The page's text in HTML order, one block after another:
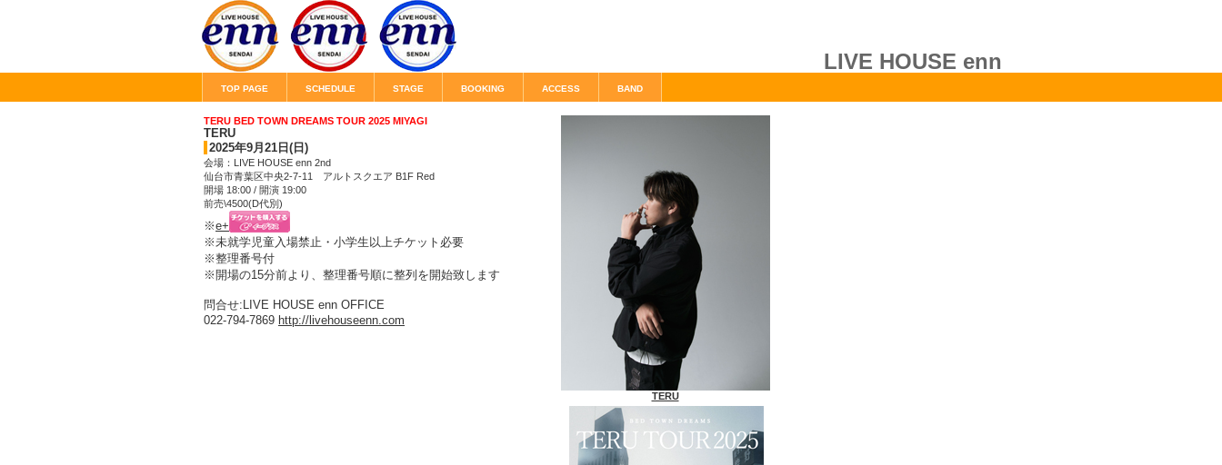
LIVE HOUSE enn
TERU BED TOWN DREAMS TOUR 2025 MIYAGI
TERU
2025年9月21日(日)
会場：LIVE HOUSE enn 2nd
仙台市青葉区中央2-7-11 アルトスクエア B1F Red
開場 18:00 / 開演 19:00
前売\4500(D代別)
※e+
※未就学児童入場禁止・小学生以上チケット必要
※整理番号付
※開場の15分前より、整理番号順に整列を開始致します
問合せ:LIVE HOUSE enn OFFICE
022-794-7869 http://livehouseenn.com
TERU
TOP PAGE SCHEDULE STAGE BOOKING ACCESS BAND